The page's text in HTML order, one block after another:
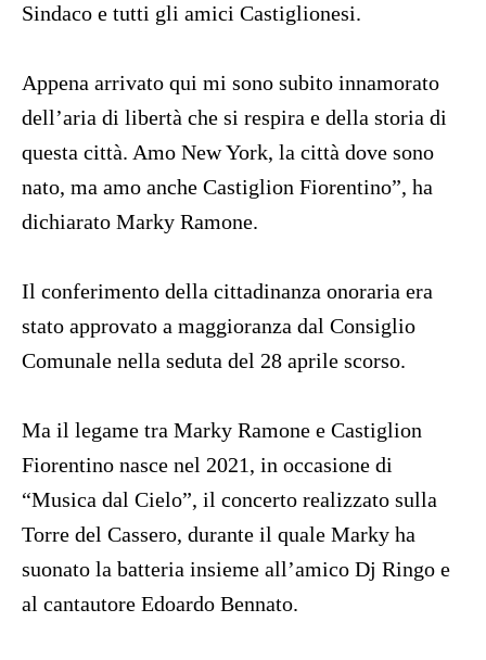
Sindaco e tutti gli amici Castiglionesi.
Appena arrivato qui mi sono subito innamorato
dell’aria di libertà che si respira e della storia di
questa città. Amo New York, la città dove sono
nato, ma amo anche Castiglion Fiorentino”, ha
dichiarato Marky Ramone.
Il conferimento della cittadinanza onoraria era
stato approvato a maggioranza dal Consiglio
Comunale nella seduta del 28 aprile scorso.
Ma il legame tra Marky Ramone e Castiglion
Fiorentino nasce nel 2021, in occasione di
“Musica dal Cielo”, il concerto realizzato sulla
Torre del Cassero, durante il quale Marky ha
suonato la batteria insieme all’amico Dj Ringo e
al cantautore Edoardo Bennato.